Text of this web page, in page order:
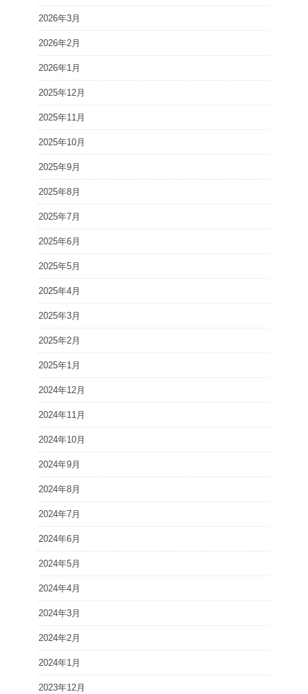
2026年3月
2026年2月
2026年1月
2025年12月
2025年11月
2025年10月
2025年9月
2025年8月
2025年7月
2025年6月
2025年5月
2025年4月
2025年3月
2025年2月
2025年1月
2024年12月
2024年11月
2024年10月
2024年9月
2024年8月
2024年7月
2024年6月
2024年5月
2024年4月
2024年3月
2024年2月
2024年1月
2023年12月